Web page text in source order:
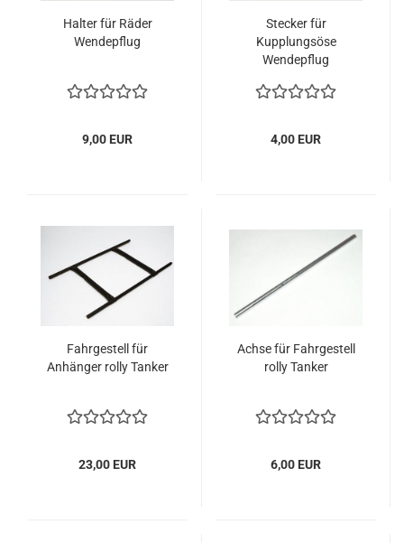
Halter für Räder
Wendepflug
9,00 EUR
Stecker für
Kupplungsöse
Wendepflug
4,00 EUR
Fahrgestell für
Anhänger rolly Tanker
23,00 EUR
Achse für Fahrgestell
rolly Tanker
6,00 EUR